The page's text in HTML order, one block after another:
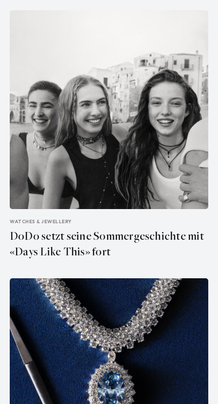
WATCHES & JEWELLERY
DoDo setzt seine Sommergeschichte mit
«Days Like This» fort